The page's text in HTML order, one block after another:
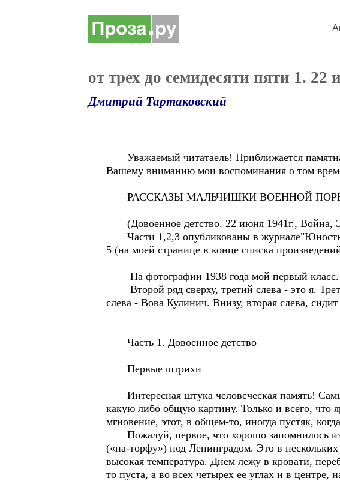
от трех до семидесяти пяти 1. 22
Дмитрий Тартаковский
Уважаемый читатаель! Приближается
Вашему вниманию мои воспоминания о том
РАССКАЗЫ МАЛЬЧИШКИ ВОЕННОЙ
(Довоенное детство. 22 июня 1941г., Война,
Части 1,2,3 опубликованы в
5 (на моей странице в конце списка
На фотографии 1938 года мой первый класс.
Второй ряд сверху, третий слева - это я.
слева - Вова Кулинич. Внизу, вторая слева,
Часть 1. Довоенное детство
Первые штрихи
Интересная штука человеческая память!
какую либо общую картину. Только и всего, что
мгновение, этот, в общем-то, иногда пустяк,
Пожалуй, первое, что хорошо запомнилось из
(«на-торфу») под Ленинградом. Это в
высокая температура. Днем лежу в кровати,
то пуста, а во всех четырех ее углах и в центре,